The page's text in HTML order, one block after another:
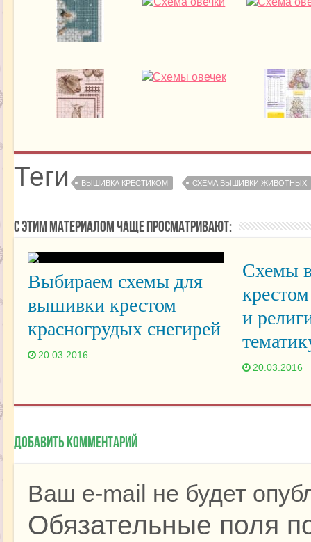
Теги ВЫШИВКА КРЕСТИКОМ СХЕМА ВЫШИВКИ ЖИВОТНЫХ
С этим материалом чаще просматривают:
Выбираем схемы для
вышивки крестом
красногрудых снегирей
20.03.2016
Схемы
и
20.03.2016
Добавить комментарий
Ваш e-mail не будет
Обязательные поля